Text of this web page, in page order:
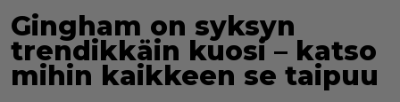
Gingham on syksyn
trendikkäin kuosi – katso
mihin kaikkeen se taipuu